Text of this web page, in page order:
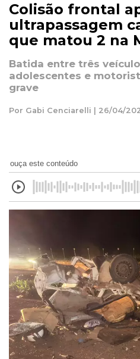
Colisão frontal
ultrapassagem
que matou 2 na
Batida entre três
adolescentes e
grave
Por Gabi Cenciarelli | 26/04/
ouça este conteúdo